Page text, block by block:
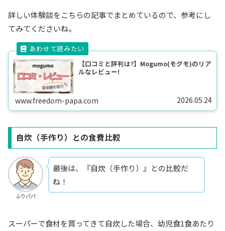
詳しい体験談をこちらの記事でまとめているので、参考にし
てみてくださいね。
【口コミと評判は?】Mogumo(モグモ)のリア
ルなレビュー!
www.freedom-papa.com 2026.05.24
自炊（手作り）との食費比較
ふりパパ
最後は、『自炊（手作り）』との比較だ
ね！
スーパーで食材を買ってきて自炊した場合、幼児食1食あたり